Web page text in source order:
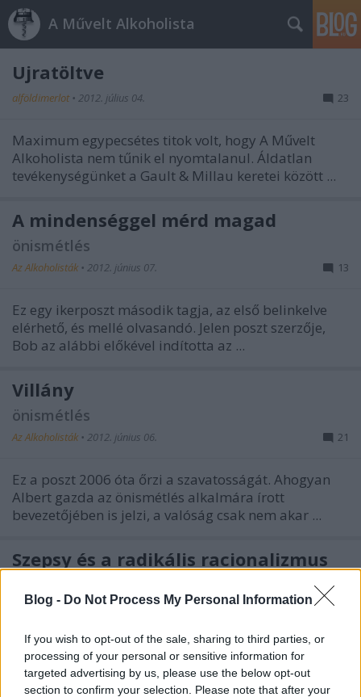
Blog - Do Not Process My Personal Information
If you wish to opt-out of the sale, sharing to third parties, or
processing of your personal or sensitive information for
targeted advertising by us, please use the below opt-out
section to confirm your selection. Please note that after your
A Művelt Alkoholista
Újratöltve
alföldimerlot • 2012. július 04. 23
Maximum egypecsétes titok volt, hogy A Művelt
Alkoholista nem tűnik el nyomtalanul. Áldatlan
tevékenységünket a Gault & Millau keretei között ...
A mindenséggel mérd magad
önismétlés
Az Alkoholisták • 2012. június 07. 13
Ez egy ikerposzt második tagja, az első belinkelve
elérhető, és mellé olvasandó. Jelen poszt szerzője,
Bob az alábbi előkével indította az ...
Villány
önismétlés
Az Alkoholisták • 2012. június 06. 21
Ez a poszt 2006 óta őrzi a szavatosságát. Ahogyan
Albert gazda az önismétlés alkalmára írott
bevezetőjében is jelzi, a valóság csak nem akar ...
Szepsy és a radikális racionalizmus
Az Alkoholisták •2012. június 05.
Ez a poszt 2005 utolsó napjaiban jelent meg.Szepsy
Istvánt akkor még minimum Tokaj és a magyar bor
arcának láttuk, maximum vallásalapítónak, új ...